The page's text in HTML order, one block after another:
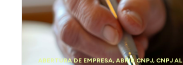
ABERTURA DE EMPRESA,ABRIR CNPJ, CNPJ